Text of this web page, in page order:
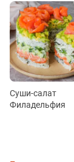
Суши-салат
Филадельфия